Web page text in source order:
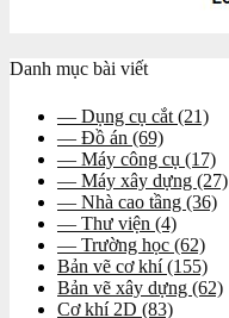
Danh mục bài viết
— Dụng cụ cắt (21)
— Đồ án (69)
— Máy công cụ (17)
— Máy xây dựng (27)
— Nhà cao tầng (36)
— Thư viện (4)
— Trường học (62)
Bản vẽ cơ khí(155)
Bản vẽ xây dựng (62)
Cơ khí 2D (83)